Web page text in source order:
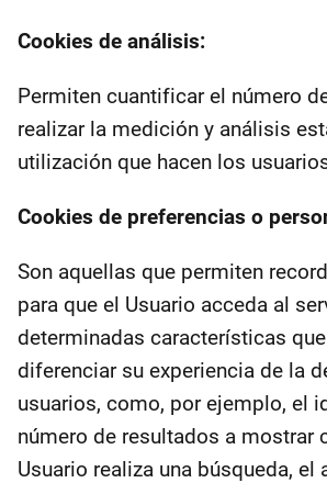
Cookies de análisis:
Permiten cuantificar el número
realizar la medición y análisis
utilización que hacen los
Cookies de preferencias o
Son aquellas que permiten
para que el Usuario acceda al
determinadas características
diferenciar su experiencia de la
usuarios, como, por ejemplo, el
número de resultados a mostrar
Usuario realiza una búsqueda, el